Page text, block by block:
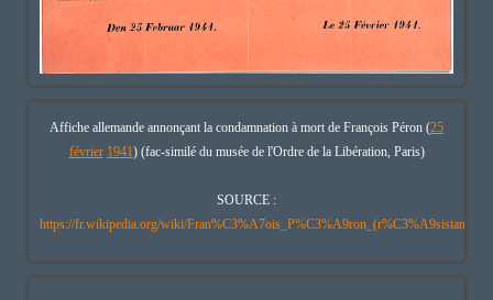
Affiche allemande annonçant la condamnation à mort de François Péron (25
février 1941) (fac-similé du musée de l'Ordre de la Libération, Paris)
SOURCE :
https://fr.wikipedia.org/wiki/Fran%C3%A7ois_P%C3%A9ron_(r%C3%A9sistant)